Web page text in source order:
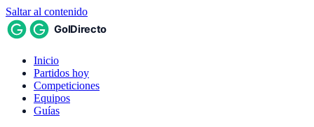
Saltar al contenido
Inicio
Partidos hoy
Competiciones
Equipos
Guías